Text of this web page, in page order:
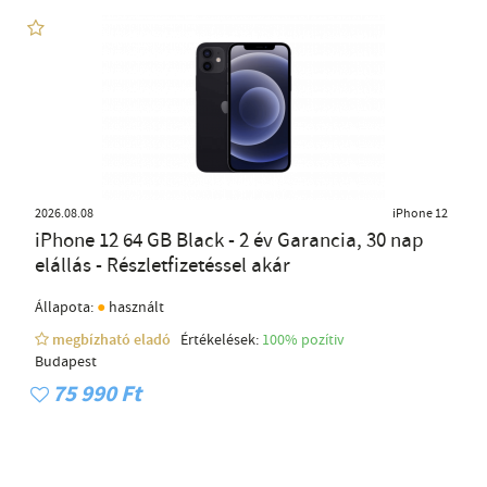
2026.08.08 iPhone 12
iPhone 12 64 GB Black - 2 év Garancia, 30 nap
elállás - Részletfizetéssel akár
Állapota: ● használt
megbízható eladó
Értékelések: 100% pozítiv
Budapest
75 990 Ft